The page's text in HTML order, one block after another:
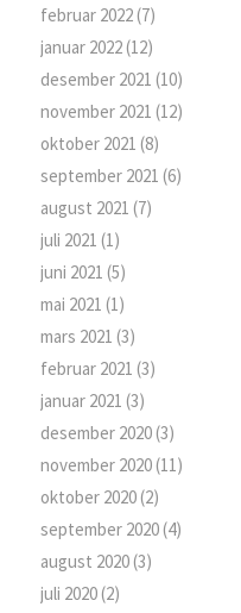
februar 2022(7)
januar 2022(12)
desember 2021 (10)
november 2021 (12)
oktober 2021 (8)
september 2021 (6)
august 2021 (7)
juli 2021 (1)
juni 2021 (5)
mai 2021 (1)
mars 2021 (3)
februar 2021 (3)
januar 2021 (3)
desember 2020(3)
november 2020(11)
oktober 2020(2)
september 2020(4)
august 2020(3)
juli 2020(2)